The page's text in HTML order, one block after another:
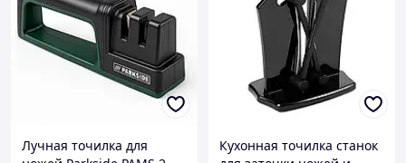
Лучная точилка для
Кухонная точилка станок